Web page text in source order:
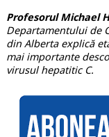
Profesorul Michael
Departamentului de
din Alberta explică
mai importante
virusul hepatitic C.